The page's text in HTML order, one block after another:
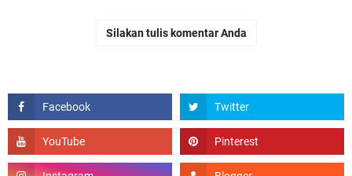
Silakan tulis komentar Anda